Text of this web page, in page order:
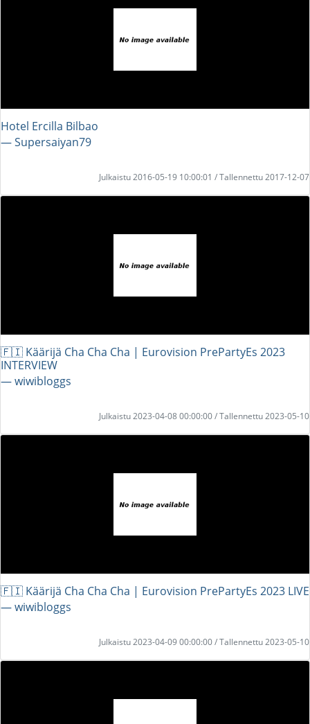
Hotel Ercilla Bilbao
― Supersaiyan79
Julkaistu 2016-05-19 10:00:01 / Tallennettu 2017-12-07
🇫🇮 Käärijä Cha Cha Cha | Eurovision PrePartyEs 2023
INTERVIEW
― wiwibloggs
Julkaistu 2023-04-08 00:00:00 / Tallennettu 2023-05-10
🇫🇮 Käärijä Cha Cha Cha | Eurovision PrePartyEs 2023 LIVE
― wiwibloggs
Julkaistu 2023-04-09 00:00:00 / Tallennettu 2023-05-10